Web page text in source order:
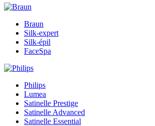
Braun
Silk-expert
Silk-épil
FaceSpa
Philips
Lumea
Satinelle Prestige
Satinelle Advanced
Satinelle Essential